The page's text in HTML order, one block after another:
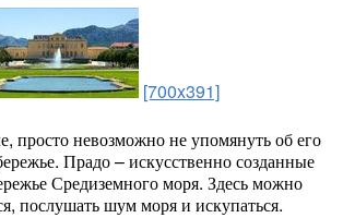
[700x391]
просто невозможно не упомянуть об его
Прадо – искусственно созданные
Средиземного моря. Здесь можно
послушать шум моря и искупаться.